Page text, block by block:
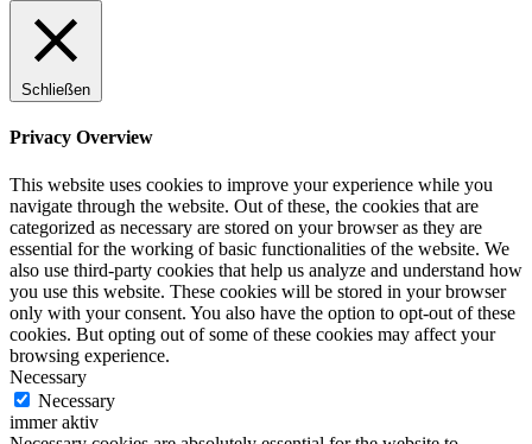
Schließen
Privacy Overview
This website uses cookies to improve your experience while you
navigate through the website. Out of these, the cookies that are
categorized as necessary are stored on your browser as they are
essential for the working of basic functionalities of the website. We
also use third-party cookies that help us analyze and understand how
you use this website. These cookies will be stored in your browser
only with your consent. You also have the option to opt-out of these
cookies. But opting out of some of these cookies may affect your
browsing experience.
Necessary
Necessary
immer aktiv